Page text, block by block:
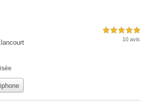
5,0 étoiles sur 5
10 avis